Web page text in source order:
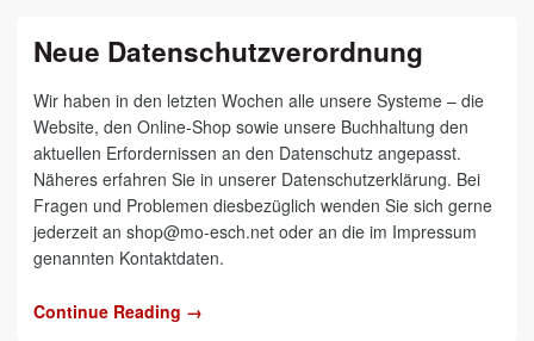
Neue Datenschutzverordnung
Wir haben in den letzten Wochen alle unsere Systeme – die
Website, den Online-Shop sowie unsere Buchhaltung den
aktuellen Erfordernissen an den Datenschutz angepasst.
Näheres erfahren Sie in unserer Datenschutzerklärung. Bei
Fragen und Problemen diesbezüglich wenden Sie sich gerne
jederzeit an shop@mo-esch.net oder an die im Impressum
genannten Kontaktdaten.
Continue Reading →